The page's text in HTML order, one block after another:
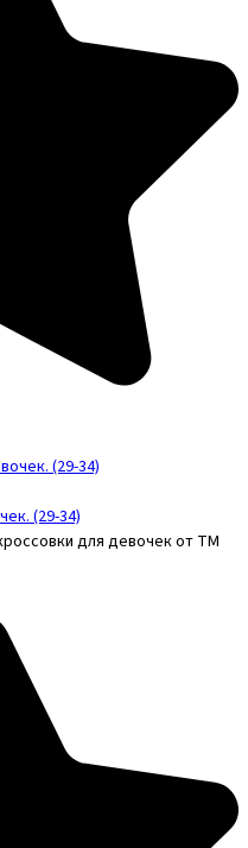
(29-34)
для девочек от ТМ